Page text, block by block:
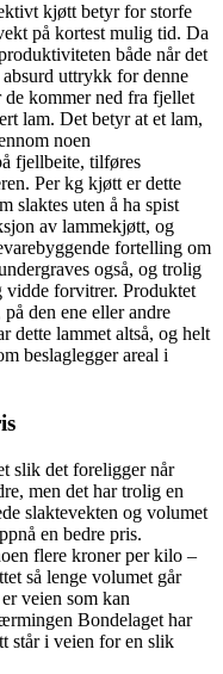
kjøtt betyr for storfe
på kortest mulig tid. Da
både når det
uttrykk for denne
kommer ned fra fjellet
lam. Det betyr at et lam,
noen
fjellbeite, tilføres
Per kg kjøtt er dette
slaktes uten å ha spist
av lammekjøtt, og
fortelling om
også, og trolig
vidde forvitrer. Produktet
den ene eller andre
dette lammet altså, og helt
beslaglegger areal i
slik det foreligger når
men det har trolig en
slaktevekten og volumet
en bedre pris.
flere kroner per kilo –
så lenge volumet går
veien som kan
Bondelaget har
står i veien for en slik